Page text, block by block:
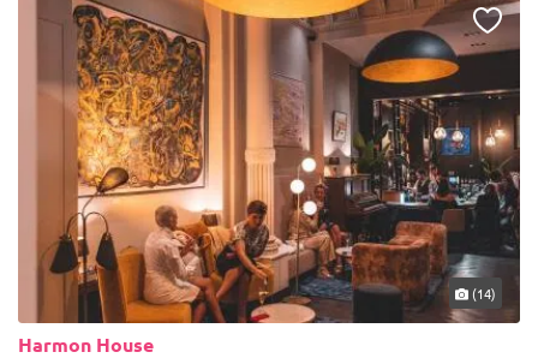
(14)
Harmon House